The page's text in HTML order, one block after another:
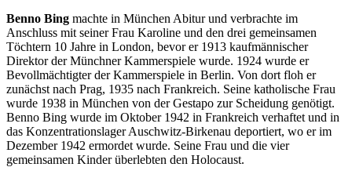
Benno Bing machte in München Abitur und verbrachte im
Anschluss mit seiner Frau Karoline und den drei gemeinsamen
Töchtern 10 Jahre in London, bevor er 1913 kaufmännischer
Direktor der Münchner Kammerspiele wurde. 1924 wurde er
Bevollmächtigter der Kammerspiele in Berlin. Von dort floh er
zunächst nach Prag, 1935 nach Frankreich. Seine katholische Frau
wurde 1938 in München von der Gestapo zur Scheidung genötigt.
Benno Bing wurde im Oktober 1942 in Frankreich verhaftet und in
das Konzentrationslager Auschwitz-Birkenau deportiert, wo er im
Dezember 1942 ermordet wurde. Seine Frau und die vier
gemeinsamen Kinder überlebten den Holocaust.